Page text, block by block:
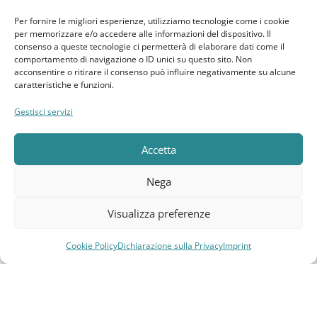
Per fornire le migliori esperienze, utilizziamo tecnologie come i cookie
per memorizzare e/o accedere alle informazioni del dispositivo. Il
consenso a queste tecnologie ci permetterà di elaborare dati come il
comportamento di navigazione o ID unici su questo sito. Non
acconsentire o ritirare il consenso può influire negativamente su alcune
caratteristiche e funzioni.
Gestisci servizi
Accetta
Nega
Visualizza preferenze
Cookie PolicyDichiarazione sulla PrivacyImprint
Termini e Condizioni
Disconoscimento
CLIENTE
Lista dei desideri
CarrelloMenu